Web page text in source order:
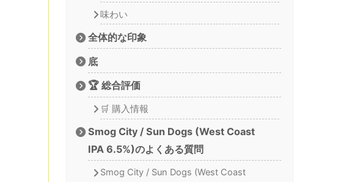
味わい
全体的な印象
底
🏆 総合評価
🛒 購入情報
Smog City / Sun Dogs (West Coast
IPA 6.5%)のよくある質問
Smog City / Sun Dogs (West Coast